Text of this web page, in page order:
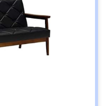
ボタン絞りで立体
的な昔のソファデ